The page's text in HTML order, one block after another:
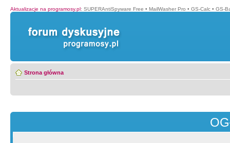
Aktualizacje na programosy.pl: SUPERAntiSpyware Free • MailWasher Pro • GS-Calc • GS-
Strona główna